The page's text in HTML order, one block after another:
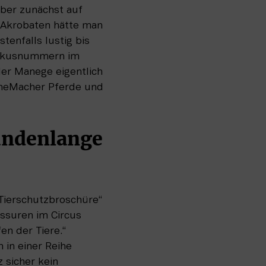
zunächst auf
hätte man
lustig bis
im
Manege eigentlich
Pferde und
im Circus
der Tiere.“
in einer Reihe
sicher kein